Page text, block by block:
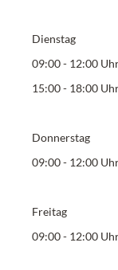
Dienstag
09:00 - 12:00
15:00 - 18:00
Donnerstag
09:00 - 12:00
Freitag
09:00 - 12:00